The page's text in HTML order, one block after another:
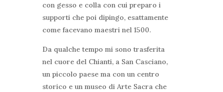
con gesso e colla con cui preparo i
supporti che poi dipingo, esattamente
come facevano maestri nel 1500.
Da qualche tempo mi sono trasferita
nel cuore del Chianti, a San Casciano,
un piccolo paese ma con un centro
storico e un museo di Arte Sacra che